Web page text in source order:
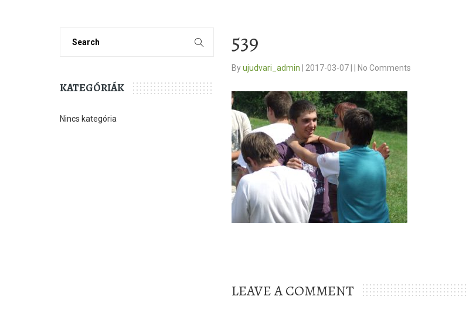
KATEGÓRIÁK
Nincs kategória
539
Byujudvari_admin 2017-03-07 No Comments
LEAVE A COMMENT